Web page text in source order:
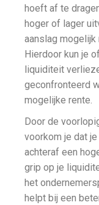
hoeft af te
hoger of lager
aanslag
Hierdoor kun je
liquiditeit
geconfronteerd
mogelijke rente.
Door de
voorkom je dat
achteraf een
grip op je
het
helpt bij een